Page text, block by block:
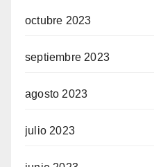
octubre 2023
septiembre 2023
agosto 2023
julio 2023